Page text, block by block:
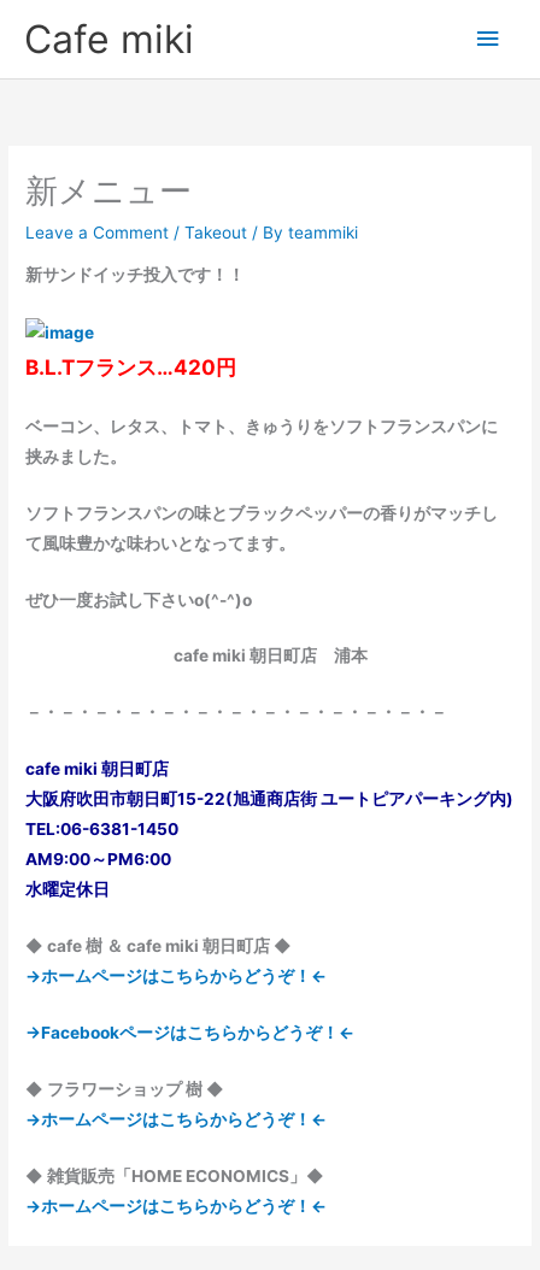
Cafe miki
Main
新メニュー
Leave a Comment /Takeout / Byteammiki
新サンドイッチ投入です！！
B.L.Tフランス…420円
ベーコン、レタス、トマト、きゅうりをソフトフランスパンに
挟みました。
ソフトフランスパンの味とブラックペッパーの香りがマッチし
て風味豊かな味わいとなってます。
ぜひ一度お試し下さいo(^-^)o
cafe miki 朝日町店 浦本
－・－・－・－・－・－・－・－・－・－・－・－・－
cafe miki 朝日町店
大阪府吹田市朝日町15-22(旭通商店街 ユートピアパーキング内)
TEL:06-6381-1450
AM9:00～PM6:00
水曜定休日
◆ cafe 樹 ＆ cafe miki 朝日町店 ◆
→ホームページはこちらからどうぞ！←
→Facebookページはこちらからどうぞ！←
◆ フラワーショップ 樹 ◆
→ホームページはこちらからどうぞ！←
◆ 雑貨販売「HOME ECONOMICS」◆
→ホームページはこちらからどうぞ！←